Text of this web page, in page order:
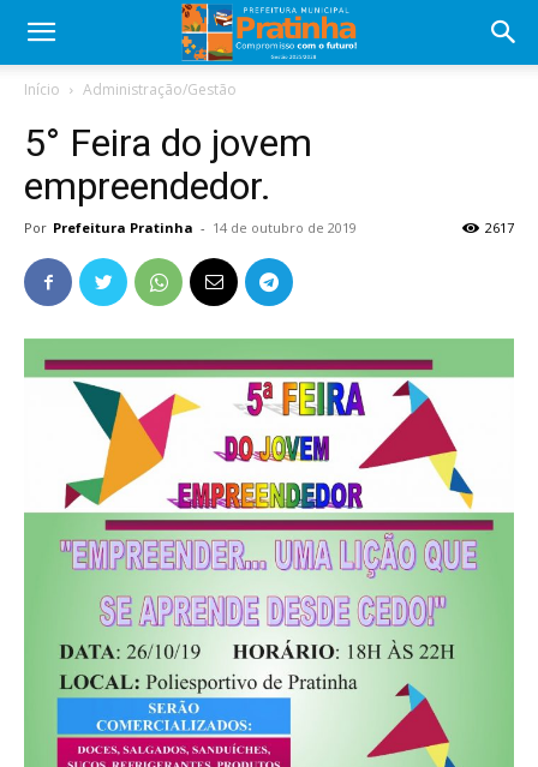
Início Administração/Gestão
5° Feira do jovem
empreendedor.
Por Prefeitura Pratinha - 14 de outubro de 2019 2617